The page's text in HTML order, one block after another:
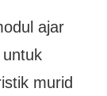
ajar
murid